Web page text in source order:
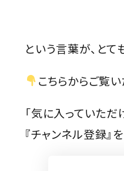
という言葉が、とて
こちらからご覧
「気に入っていただ
『チャンネル登録』